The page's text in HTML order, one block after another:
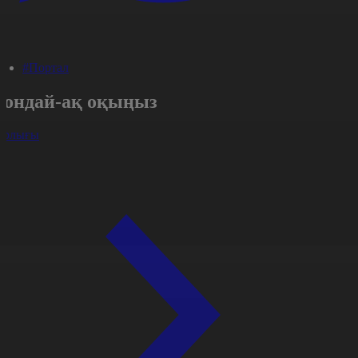
#Портал
ақ оқыңыз